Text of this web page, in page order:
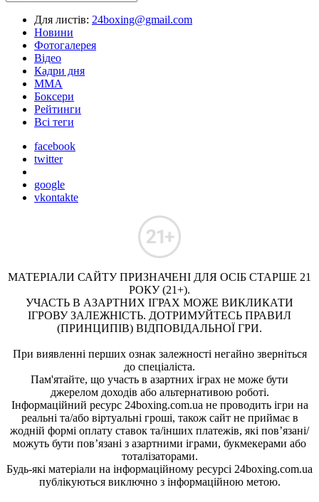
Для листів: 24boxing@gmail.com
Новини
Фотогалерея
Відео
Кадри дня
ММА
Боксери
Рейтинги
Всі теги
facebook
twitter
google
vkontakte
МАТЕРІАЛИ САЙТУ ПРИЗНАЧЕНІ ДЛЯ ОСІБ СТАРШЕ 21
РОКУ (21+).
УЧАСТЬ В АЗАРТНИХ ІГРАХ МОЖЕ ВИКЛИКАТИ
ІГРОВУ ЗАЛЕЖНІСТЬ. ДОТРИМУЙТЕСЬ ПРАВИЛ
(ПРИНЦИПІВ) ВІДПОВІДАЛЬНОЇ ГРИ.
При виявленні перших ознак залежності негайно зверніться
до спеціаліста.
Пам'ятайте, що участь в азартних іграх не може бути
джерелом доходів або альтернативою роботі.
Інформаційний ресурс 24boxing.com.ua не проводить ігри на
реальні та/або віртуальні гроші, також сайт не приймає в
жодній формі оплату ставок та/інших платежів, які пов’язані/
можуть бути пов’язані з азартними іграми, букмекерами або
тоталізаторами.
Будь-які матеріали на інформаційному ресурсі 24boxing.com.ua
публікуються виключно з інформаційною метою.